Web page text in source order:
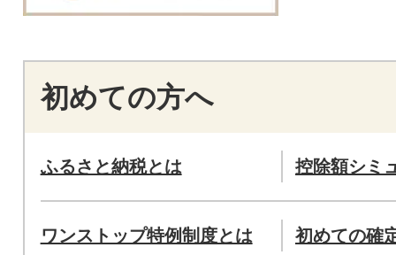
初めての方へ
ふるさと納税とは 控除額シミ
ワンストップ特例制度とは 初めての確